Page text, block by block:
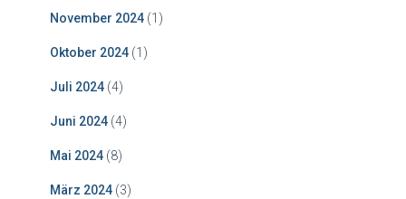
November 2024 (1)
Oktober 2024 (1)
Juli 2024 (4)
Juni 2024 (4)
Mai 2024 (8)
März 2024 (3)